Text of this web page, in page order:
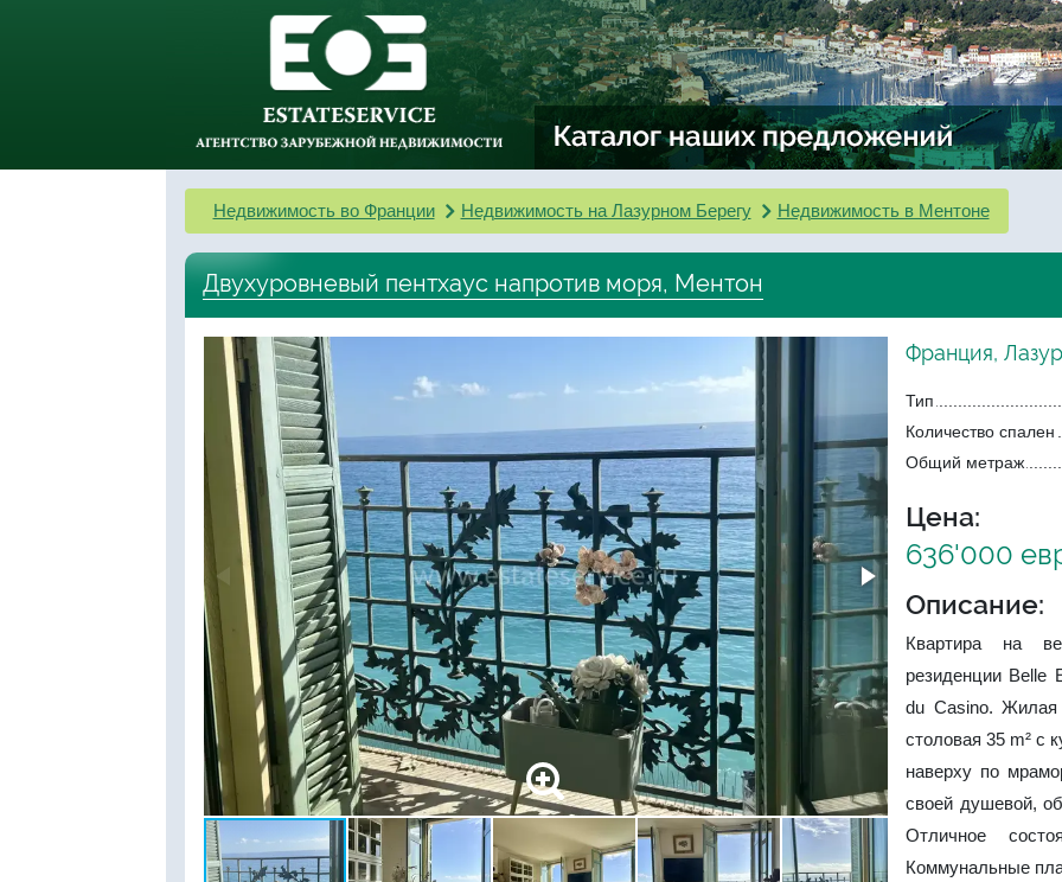
Недвижимость во Франции Недвижимость на Лазурном Берегу Недвижимость в Ментоне
Двухуровневый пентхаус напротив моря, Ментон
Франция,
Тип
Количество спален
Общий метраж
Цена:
636'000
Описание:
Квартира на
резиденции Belle
du Casino. Жилая
столовая 35 m² с
наверху по
своей душевой,
Отличное
Коммунальные